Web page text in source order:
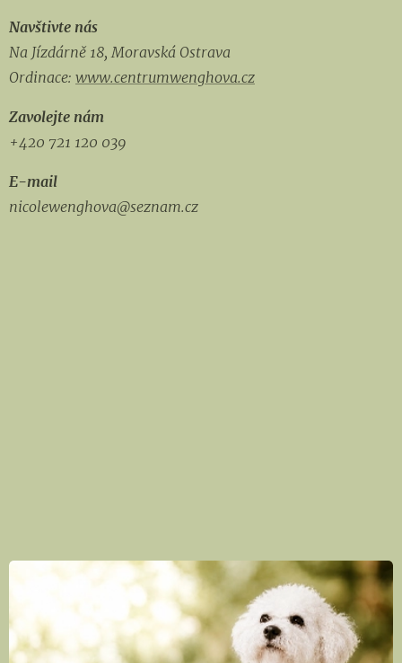
Navštivte nás
Na Jízdárně 18, Moravská Ostrava
Ordinace: www.centrumwenghova.cz
Zavolejte nám
+420 721 120 039
E-mail
nicolewenghova@seznam.cz